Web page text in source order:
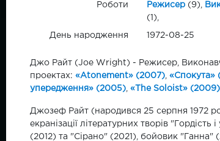
Роботи Режисер(9),
(1),
День народження 1972-08-25
Джо Райт (Joe Wright) - Режисер,
проектах: «Atonement» (2007) «Спокута»
упередження» (2005) «The Soloist» (2009)
Джозеф Райт (народився 25 серпня 1972
екранізації літературних творів
(2012) та "Сірано" (2021), бойовик